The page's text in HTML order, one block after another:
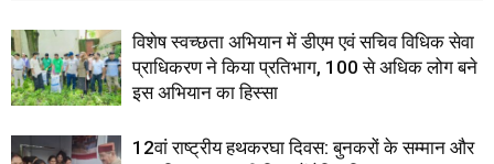
विशेष स्वच्छता अभियान में डीएम एवं सचिव विधिक सेवा
प्राधिकरण ने किया प्रतिभाग, 100 से अधिक लोग बने
इस अभियान का हिस्सा
12वां राष्ट्रीय हथकरघा दिवस: बुनकरों के सम्मान और